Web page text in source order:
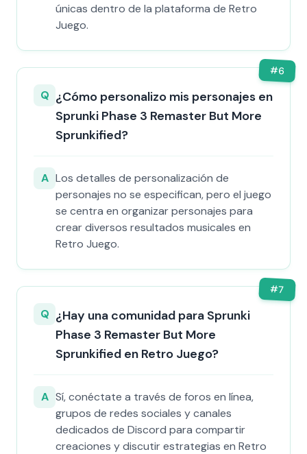
únicas dentro de la plataforma de Retro
Juego.
#6
Q ¿Cómo personalizo mis personajes en
Sprunki Phase 3 Remaster But More
Sprunkified?
A Los detalles de personalización de
personajes no se especifican, pero el juego
se centra en organizar personajes para
crear diversos resultados musicales en
Retro Juego.
#7
Q ¿Hay una comunidad para Sprunki
Phase 3 Remaster But More
Sprunkified en Retro Juego?
A Sí, conéctate a través de foros en línea,
grupos de redes sociales y canales
dedicados de Discord para compartir
creaciones y discutir estrategias en Retro